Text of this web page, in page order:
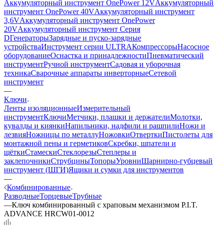
Аккумуляторный инструмент OnePower 12VАккумуляторный
инструмент OnePower 40VАккумуляторный инструмент
3,6VАккумуляторный инструмент OnePower
20VАккумуляторный инструмент Серия
DГенераторыЗарядные и пуско-зарядные
устройстваИнструмент серии ULTRAКомпрессорыНасосное
оборудованиеОснастка и принадлежностиПневматический
инструментРучной инструментСадовая и уборочная
техникаСварочные аппараты инверторныеСетевой
инструмент
—
Ключи
Ленты изоляционныеИзмерительный
инструментКлючиМетчики, плашки и держателиМолотки,
кувалды и киянкиНапильники, надфили и рашпилиНожи и
лезвияНожницы по металлуНожовкиОтверткиПистолеты для
монтажной пены и герметиковСкребки, шпатели и
щёткиСтамескиСтеклорезыСтеплеры и
заклепочникиСтрубциныТопорыУровниШарнирно-губцевый
инструмент (ШГИ)Ящики и сумки для инструментов
—
Комбинированные
РазводныеТорцевыеТрубные
—Ключ комбинированный с храповым механизмом P.I.T.
ADVANCE HRCW01-0012